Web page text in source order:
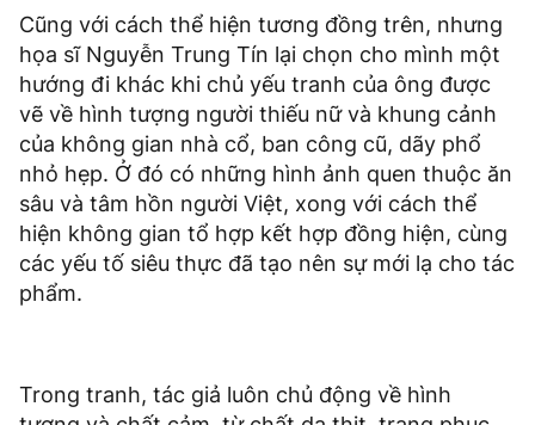
Cũng với cách thể hiện tương đồng trên, nhưng
họa sĩ Nguyễn Trung Tín lại chọn cho mình một
hướng đi khác khi chủ yếu tranh của ông được
vẽ về hình tượng người thiếu nữ và khung cảnh
của không gian nhà cổ, ban công cũ, dãy phổ
nhỏ hẹp. Ở đó có những hình ảnh quen thuộc ăn
sâu và tâm hồn người Việt, xong với cách thể
hiện không gian tổ hợp kết hợp đồng hiện, cùng
các yếu tố siêu thực đã tạo nên sự mới lạ cho tác
phẩm.
Trong tranh, tác giả luôn chủ động về hình